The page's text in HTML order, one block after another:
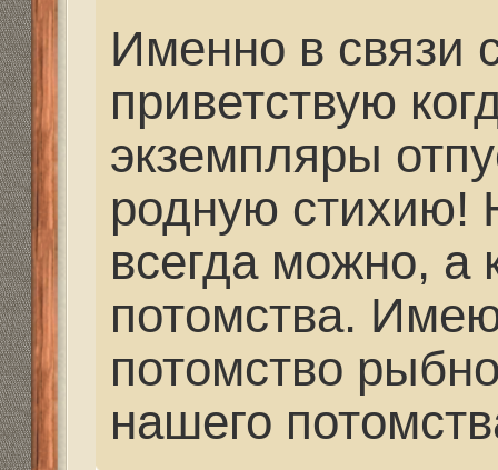
Михалыча", там вся
ловли за 15 лет, все
более.
Что то не то
стало, или она
обходит стороной,
разучились... Не по
заморские приманки
все ваши
(фото).